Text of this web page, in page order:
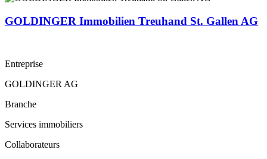
GOLDINGER Immobilien Treuhand St. Gallen AG
Entreprise
GOLDINGER AG
Branche
Services immobiliers
Collaborateurs